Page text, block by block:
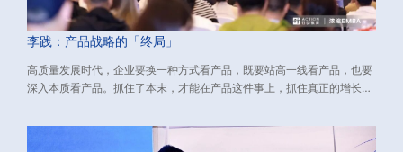
李践：产品战略的「终局」
高质量发展时代，企业要换一种方式看产品，既要站高一线看产品，也要
深入本质看产品。抓住了本末，才能在产品这件事上，抓住真正的增长
含：如何看产品、如何做产品、如何打造大单品。源自：由行动教育董事
长兼CEO李践老师主讲的《浓缩EMBA》课程、数万校友实践有效的经营